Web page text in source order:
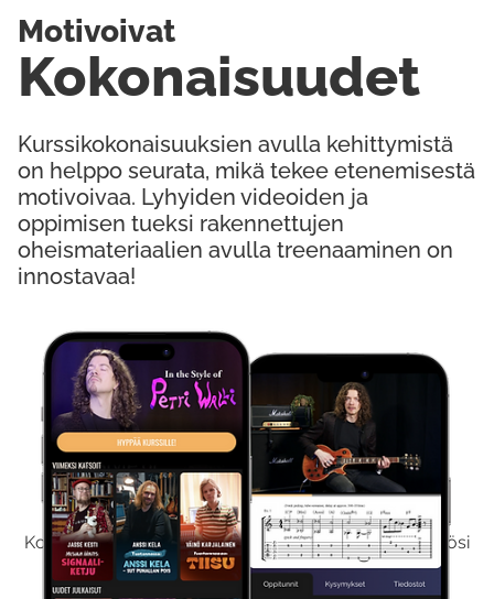
Kokeile Ilmaiseksi
Kokeilemalla ilmaiseksi saat koko sisältömme käyttöösi
viikon ajaksi.
Kurssikokonaisuuksien avulla kehittymistä
on helppo seurata, mikä tekee etenemisestä
motivoivaa. Lyhyiden videoiden ja
oppimisen tueksi rakennettujen
oheismateriaalien avulla treenaaminen on
innostavaa!
Kokonaisuudet
Motivoivat